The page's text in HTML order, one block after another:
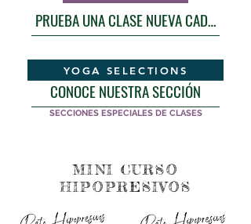
PRUEBA UNA CLASE NUEVA CADA MES
YOGA SELECTIONS
CONOCE NUESTRA SECCIÓN
SECCIONES ESPECIALES DE CLASES
MINI CURSO
HIPOPRESIVOS